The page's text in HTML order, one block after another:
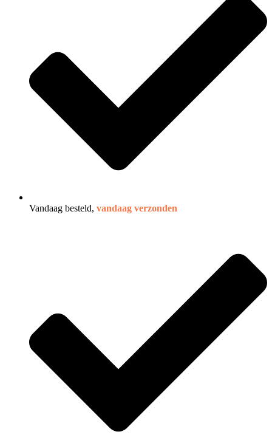
Vandaag besteld, vandaag verzonden